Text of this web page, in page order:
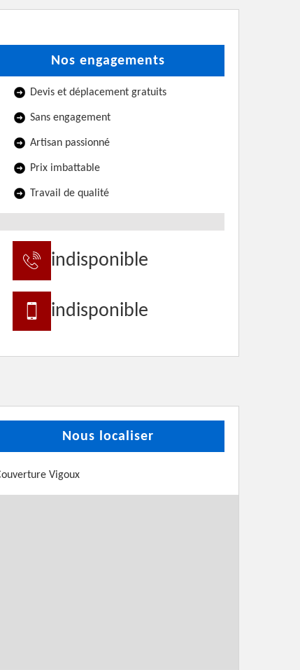
Nos engagements
Devis et déplacement gratuits
Sans engagement
Artisan passionné
Prix imbattable
Travail de qualité
indisponible
indisponible
Nous localiser
Vigoux